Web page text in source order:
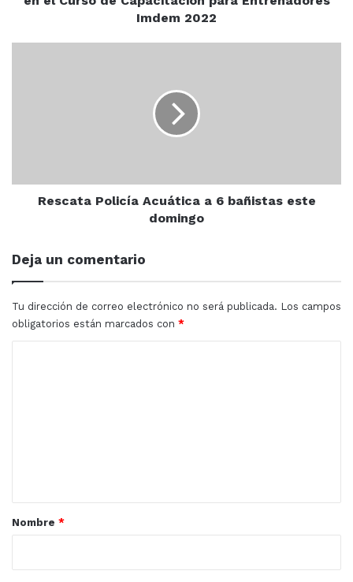
reportes por afectación de lluvias.
Imdem 2022
Rescata Policía Acuática a 6 bañistas este
domingo
Deja un comentario
Tu dirección de correo electrónico no será publicada. Los campos
obligatorios están marcados con *
rNombre *